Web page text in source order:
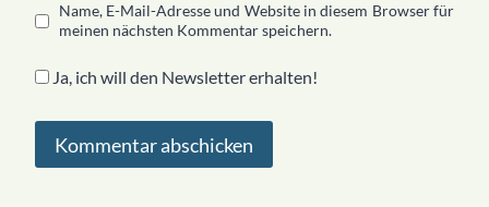
Name, E-Mail-Adresse und Website in diesem Browser für
meinen nächsten Kommentar speichern.
Ja, ich will den Newsletter erhalten!